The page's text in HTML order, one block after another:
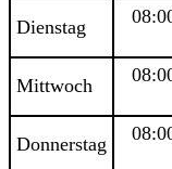
Dienstag
Mittwoch
Donnerstag